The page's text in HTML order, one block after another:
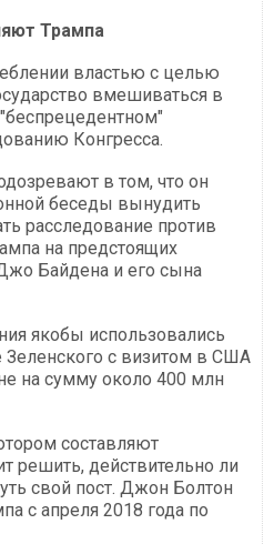
Трампа
властью с целью
вмешиваться в
Конгресса.
в том, что он
беседы вынудить
расследование против
на предстоящих
Байдена и его сына
якобы использовались
с визитом в США
на сумму около 400 млн
составляют
решить, действительно ли
свой пост. Джон Болтон
с апреля 2018 года по